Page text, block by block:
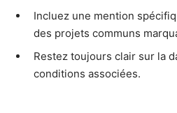
Incluez une mention
des projets communs
Restez toujours clair sur la
conditions associées.